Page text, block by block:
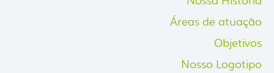
Áreas de atuação
Objetivos
Nosso Logotipo